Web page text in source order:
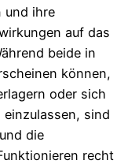
und ihre
auf das
beide in
können,
oder sich
sind
die
recht